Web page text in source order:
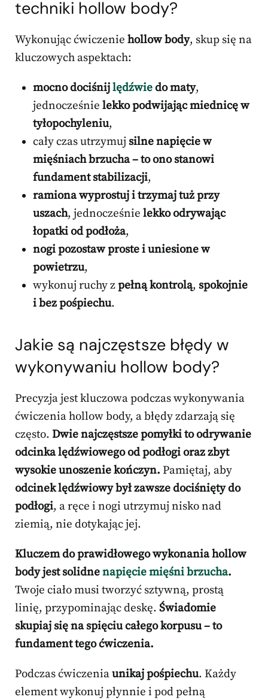
techniki hollow body?
Wykonując ćwiczenie hollow body, skup się na
kluczowych aspektach:
mocno dociśnijlędźwiedo maty,
jednocześnie lekko podwijając miednicę w
tyłopochyleniu,
cały czas utrzymuj silne napięcie w
mięśniach brzucha – to ono stanowi
fundament stabilizacji,
ramiona wyprostuj i trzymaj tuż przy
uszach, jednocześnie lekko odrywając
łopatki od podłoża,
nogi pozostaw proste i uniesione w
powietrzu,
wykonuj ruchy zpełną kontrolą, spokojnie
i bez pośpiechu.
Jakie są najczęstsze błędy w
wykonywaniu hollow body?
Precyzja jest kluczowa podczas wykonywania
ćwiczenia hollow body, a błędy zdarzają się
często. Dwie najczęstsze pomyłki to odrywanie
odcinka lędźwiowego od podłogi oraz zbyt
wysokie unoszenie kończyn. Pamiętaj, aby
odcinek lędźwiowy był zawsze dociśnięty do
podłogi, a ręce i nogi utrzymuj nisko nad
ziemią, nie dotykając jej.
Kluczem do prawidłowego wykonania hollow
body jest solidnenapięcie mięśni brzucha.
Twoje ciało musi tworzyć sztywną, prostą
linię, przypominając deskę. Świadomie
skupiaj się na spięciu całego korpusu – to
fundament tego ćwiczenia.
Podczas ćwiczeniaunikaj pośpiechu. Każdy
element wykonuj płynnie i pod pełną